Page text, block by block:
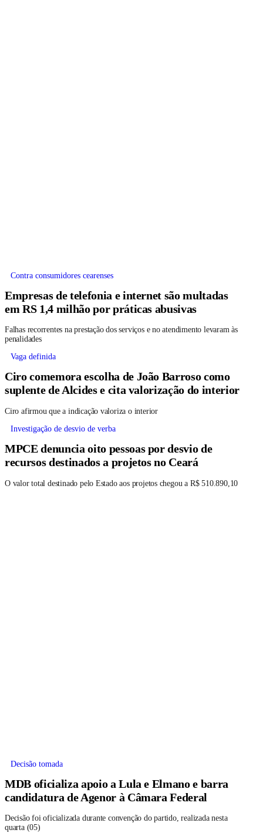
Contra consumidores cearenses
Empresas de telefonia e internet são multadas
em RS 1,4 milhão por práticas abusivas
Falhas recorrentes na prestação dos serviços e no atendimento levaram às
penalidades
Vaga definida
Ciro comemora escolha de João Barroso como
suplente de Alcides e cita valorização do interior
Ciro afirmou que a indicação valoriza o interior
Investigação de desvio de verba
MPCE denuncia oito pessoas por desvio de
recursos destinados a projetos no Ceará
O valor total destinado pelo Estado aos projetos chegou a R$ 510.890,10
Decisão tomada
MDB oficializa apoio a Lula e Elmano e barra
candidatura de Agenor à Câmara Federal
Decisão foi oficializada durante convenção do partido, realizada nesta
quarta (05)